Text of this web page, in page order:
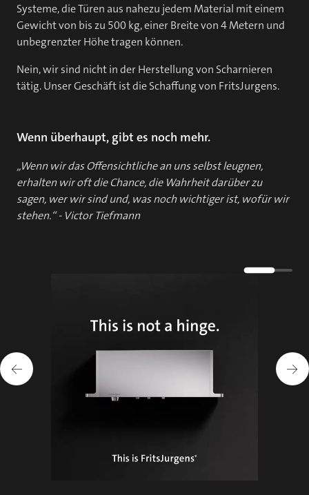
Systeme, die Türen aus nahezu jedem Material mit einem
Gewicht von bis zu 500 kg, einer Breite von 4 Metern und
unbegrenzter Höhe tragen können.
Nein, wir sind nicht in der Herstellung von Scharnieren
tätig. Unser Geschäft ist die Schaffung von FritsJurgens.
Wenn überhaupt, gibt es noch mehr.
„Wenn wir das Offensichtliche an uns selbst leugnen,
erhalten wir oft die Chance, die Wahrheit darüber zu
sagen, wer wir sind und, was noch wichtiger ist, wofür wir
stehen.“ - Victor Tiefmann